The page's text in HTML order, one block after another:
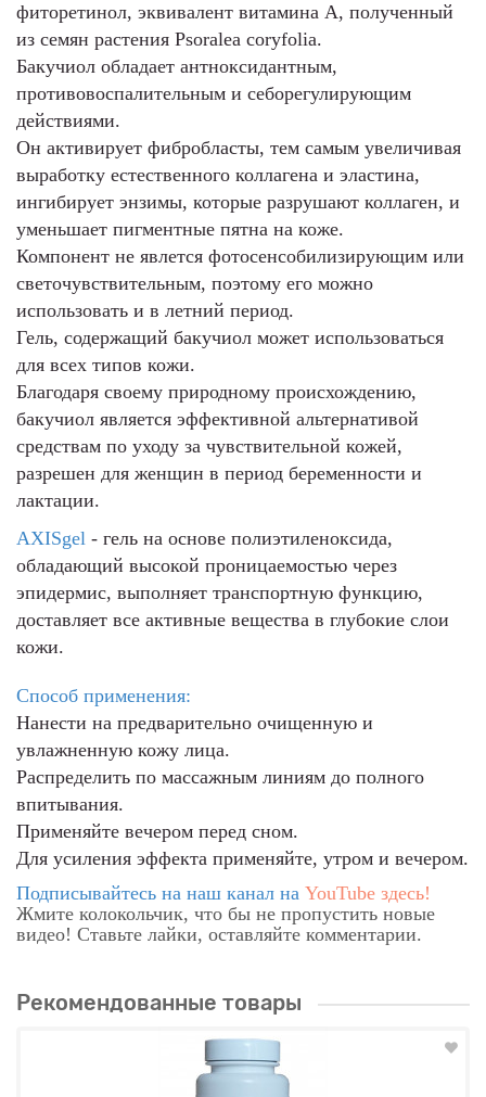
фиторетинол, эквивалент витамина А, полученный
из семян растения Psoralea coryfolia.
Бакучиол обладает антноксидантным,
противовоспалительным и себорегулирующим
действиями.
Он активирует фибробласты, тем самым увеличивая
выработку естественного коллагена и эластина,
ингибирует энзимы, которые разрушают коллаген, и
уменьшает пигментные пятна на коже.
Компонент не явлется фотосенсобилизирующим или
светочувствительным, поэтому его можно
использовать и в летний период.
Гель, содержащий бакучиол может использоваться
для всех типов кожи.
Благодаря своему природному происхождению,
бакучиол является эффективной альтернативой
средствам по уходу за чувствительной кожей,
разрешен для женщин в период беременности и
лактации.
AXISgel - гель на основе полиэтиленоксида,
обладающий высокой проницаемостью через
эпидермис, выполняет транспортную функцию,
доставляет все активные вещества в глубокие слои
кожи.
Способ применения:
Нанести на предварительно очищенную и
увлажненную кожу лица.
Распределить по массажным линиям до полного
впитывания.
Применяйте вечером перед сном.
Для усиления эффекта применяйте, утром и вечером.
Подписывайтесь на наш канал на YouTube здесь!
Жмите колокольчик, что бы не пропустить новые
видео! Ставьте лайки, оставляйте комментарии.
Рекомендованные товары